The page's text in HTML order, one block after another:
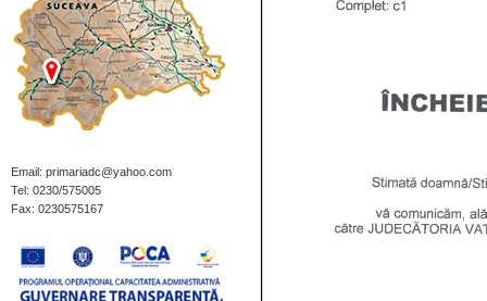
Email: primariadc@yahoo.com
Tel: 0230/575005
Fax: 0230575167